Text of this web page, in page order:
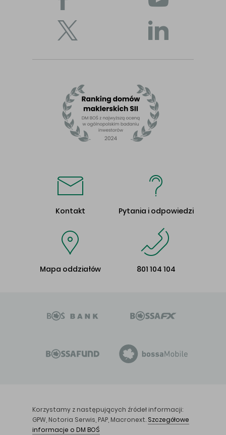
Kontakt Pytania i odpowiedzi
Mapa oddziałów 801 104 104
Korzystamy z następujących źródeł informacji:
GPW, Notoria Serwis, PAP, Macronext. Szczegółowe
informacje o DM BOŚ